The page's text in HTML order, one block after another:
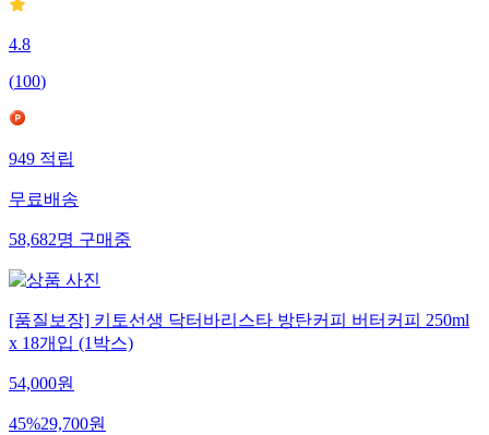
4.8
(100)
949 적립
무료배송
58,682명 구매중
[품질보장] 키토선생 닥터바리스타 방탄커피 버터커피 250ml
x 18개입 (1박스)
54,000원
45%29,700원